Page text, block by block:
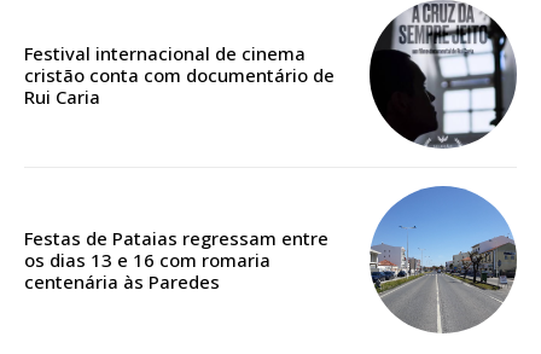
Acesso aos conteúdos Exclusivos para
Escolha o plano
Festival internacional de cinema
cristão conta com documentário de
Rui Caria
Festas de Pataias regressam entre
os dias 13 e 16 com romaria
centenária às Paredes